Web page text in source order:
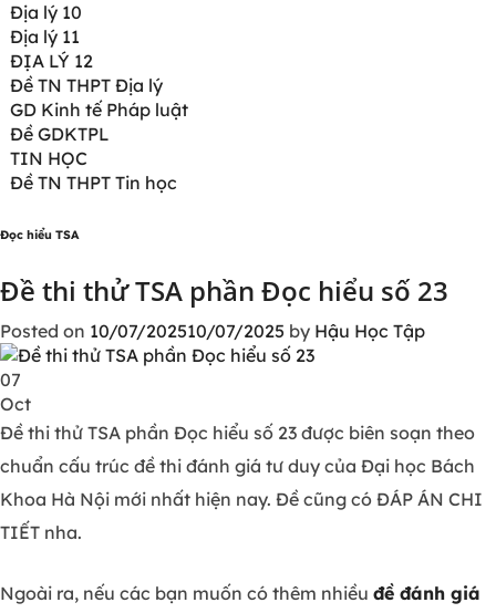
Địa lý 10
Địa lý 11
ĐỊA LÝ 12
Đề TN THPT Địa lý
GD Kinh tế Pháp luật
Đề GDKTPL
TIN HỌC
Đề TN THPT Tin học
Đọc hiểu TSA
Đề thi thử TSA phần Đọc hiểu số 23
Posted on 10/07/202510/07/2025 by Hậu Học Tập
07
Oct
Đề thi thử TSA phần Đọc hiểu số 23 được biên soạn theo
chuẩn cấu trúc đề thi đánh giá tư duy của Đại học Bách
Khoa Hà Nội mới nhất hiện nay. Đề cũng có ĐÁP ÁN CHI
TIẾT nha.
Ngoài ra, nếu các bạn muốn có thêm nhiều đề đánh giá